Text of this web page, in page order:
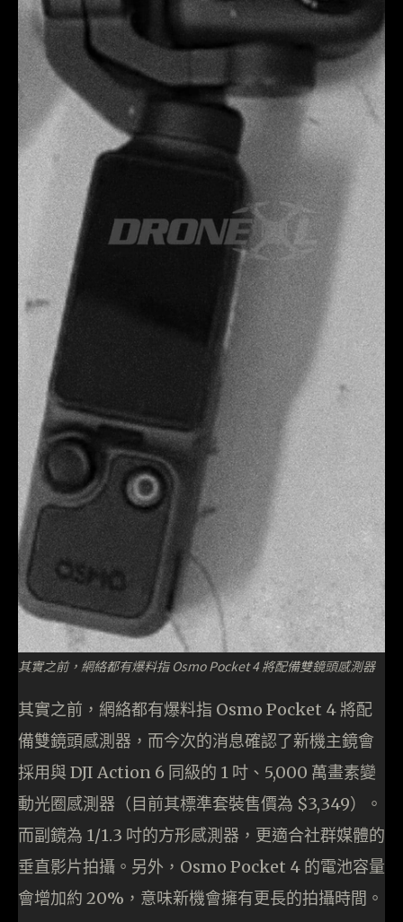
其實之前，網絡都有爆料指 Osmo Pocket 4 將配備雙鏡頭感測器
其實之前，網絡都有爆料指 Osmo Pocket 4 將配
備雙鏡頭感測器，而今次的消息確認了新機主鏡會
採用與 DJI Action 6 同級的 1 吋、5,000 萬畫素變
動光圈感測器（目前其標準套裝售價為 $3,349）。
而副鏡為 1/1.3 吋的方形感測器，更適合社群媒體的
垂直影片拍攝。另外，Osmo Pocket 4 的電池容量
會增加約 20%，意味新機會擁有更長的拍攝時間。